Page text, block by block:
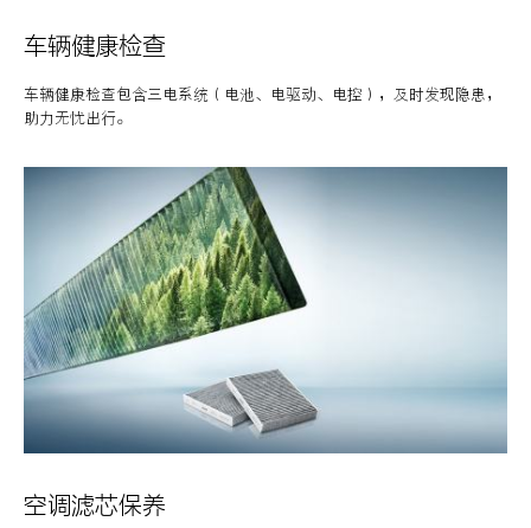
车辆健康检查
车辆健康检查包含三电系统（电池、电驱动、电控），及时发现隐患，
助力无忧出行。
空调滤芯保养